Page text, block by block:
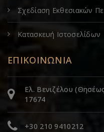
Σχεδίαση Εκθεσιακών
Κατασκευή Ιστοσελίδων
ΕΠΙΚΟΙΝΩΝΙΑ
Ελ. Βενιζέλου
17674
+30 210 9410212